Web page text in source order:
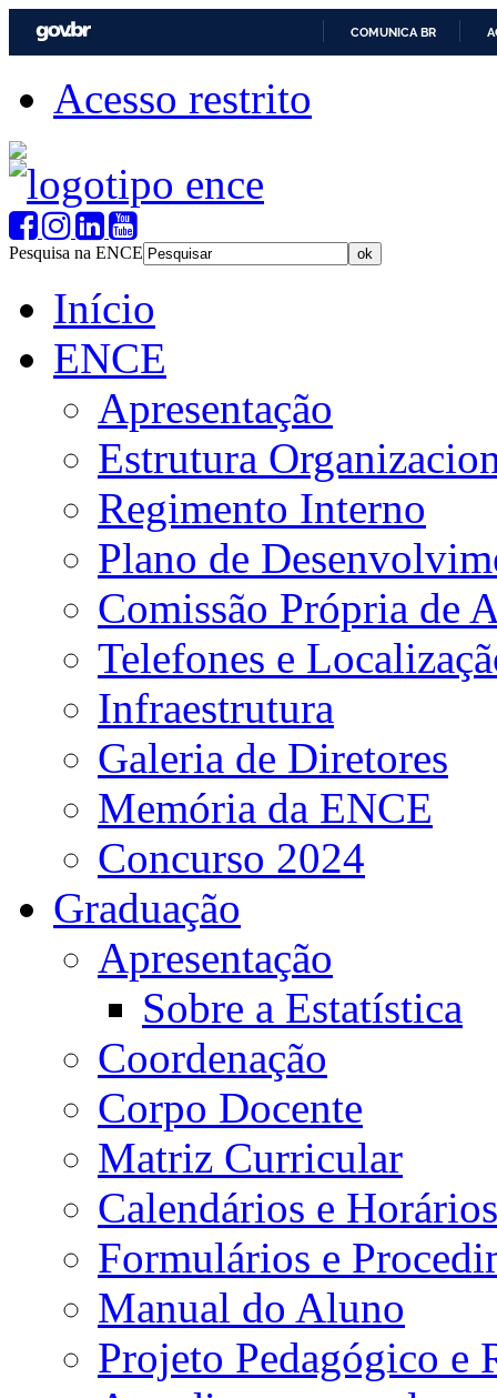
COMUNICA BR
Acesso restrito
Pesquisa na ENCE
Início
ENCE
Apresentação
Estrutura
Regimento Interno
Plano de
Comissão Própria de
Telefones e
Infraestrutura
Galeria de Diretores
Memória da ENCE
Concurso 2024
Graduação
Apresentação
Sobre a Estatística
Coordenação
Corpo Docente
Matriz Curricular
Calendários e Horários
Formulários e
Manual do Aluno
Projeto Pedagógico e